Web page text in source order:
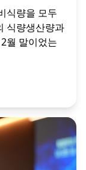
식량을 모두
식량생산량과
월 말이었는